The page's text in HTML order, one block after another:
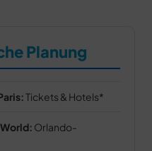
Planung
Tickets & Hotels
Orlando-